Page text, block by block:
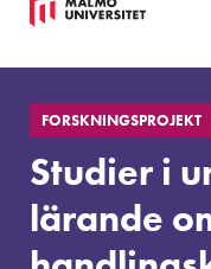
Studier
undervisning
och
lärande
om
kopplat
FORSKNINGSPROJEKT
Studier i
lärande